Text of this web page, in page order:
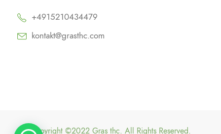
+4915210434479
kontakt@grasthc.com
Copyright ©2022 Gras thc. All Rights Reserved.